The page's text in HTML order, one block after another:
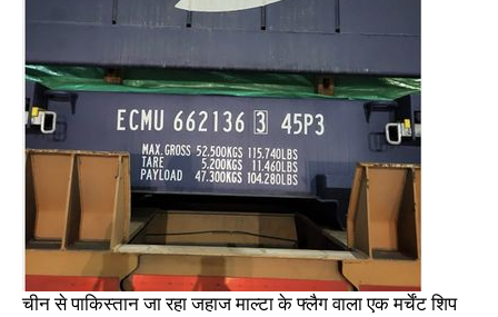
चीन से पाकिस्तान जा रहा जहाज माल्टा के फ्लैग वाला एक मर्चेंट शिप